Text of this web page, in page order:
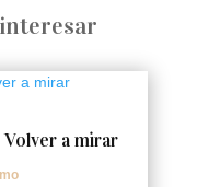
Volver a mirar